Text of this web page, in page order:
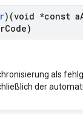
)(void *const a
Code)
als
der